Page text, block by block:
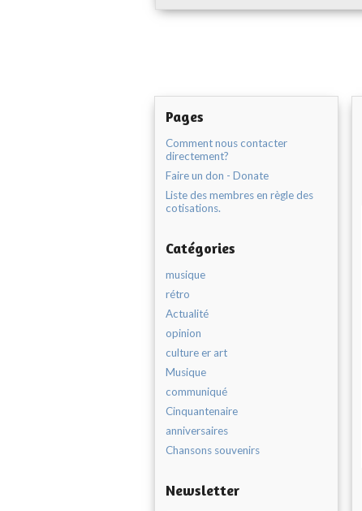
Pages
Comment nous contacter
directement?
Faire un don - Donate
Liste des membres en règle des
cotisations.
Catégories
musique
rétro
Actualité
opinion
culture er art
Musique
communiqué
Cinquantenaire
anniversaires
Chansons souvenirs
Newsletter